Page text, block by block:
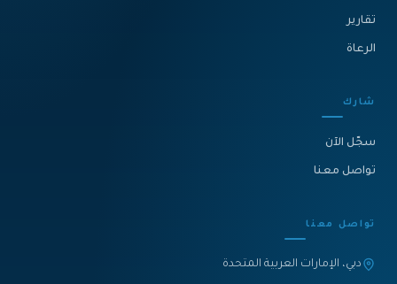
تقارير
الرعاة
شارك
سجّل الآن
تواصل معنا
تواصل معنا
دبي، الإمارات العربية المتحدة